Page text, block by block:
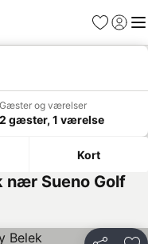
Favoritter
Log ind
Gæster og værelser
2 gæster, 1 værelse
Kort
nær Sueno Golf